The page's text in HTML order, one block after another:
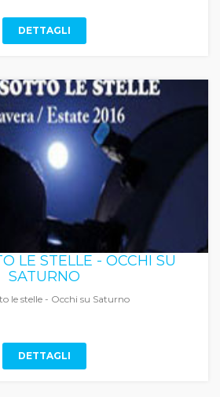
DETTAGLI
LE STELLE - OCCHI SU
SATURNO
le stelle - Occhi su Saturno
DETTAGLI